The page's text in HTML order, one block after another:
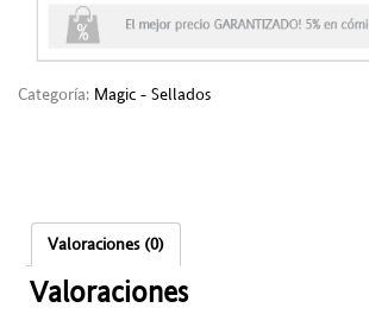
Categoría: Magic - Sellados
Valoraciones (0)
Valoraciones